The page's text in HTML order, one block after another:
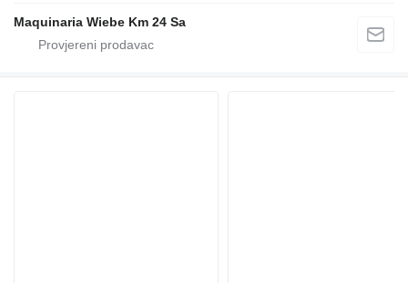
Maquinaria Wiebe Km 24 Sa